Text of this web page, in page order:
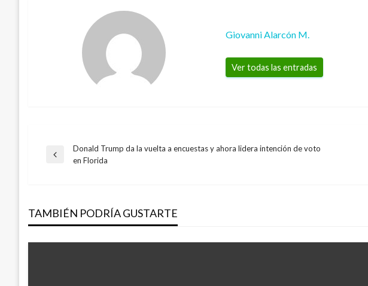
Giovanni Alarcón M.
Ver todas las entradas
Navegación
entradas
Entrada
Donald Trump da la vuelta a encuestas y ahora lidera intención de voto
en Florida
TAMBIÉN PODRÍA GUSTARTE